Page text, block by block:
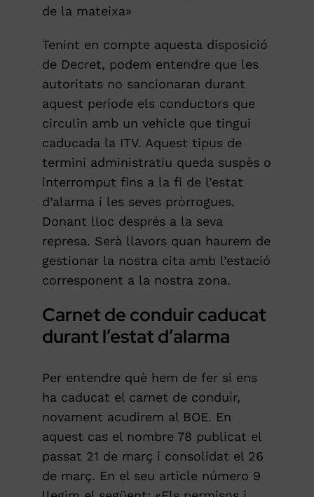
de la mateixa»
Tenint en compte aquesta disposició
de Decret, podem entendre que les
autoritats no sancionaran durant
aquest període els conductors que
circulin amb un vehicle que tingui
caducada la ITV. Aquest tipus de
termini administratiu queda suspès o
interromput fins a la fi de l’estat
d’alarma i les seves pròrrogues.
Donant lloc després a la seva
represa. Serà llavors quan haurem de
gestionar la nostra cita amb l’estació
corresponent a la nostra zona.
Carnet de conduir caducat
durant l’estat d’alarma
Per entendre què hem de fer si ens
ha caducat el carnet de conduir,
novament acudirem al BOE. En
aquest cas el nombre 78 publicat el
passat 21 de març i consolidat el 26
de març. En el seu article número 9